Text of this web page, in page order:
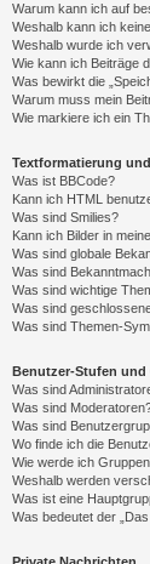
Warum kann ich auf
Weshalb kann ich
Weshalb wurde ich
Wie kann ich Beiträge
Was bewirkt die
Warum muss mein
Wie markiere ich ein
Textformatierung
Was ist BBCode?
Kann ich HTML
Was sind Smilies?
Kann ich Bilder in
Was sind globale
Was sind
Was sind wichtige
Was sind
Was sind Themen-
Benutzer-Stufen und
Was sind
Was sind
Was sind
Wo finde ich die
Wie werde ich
Weshalb werden
Was ist eine
Was bedeutet der